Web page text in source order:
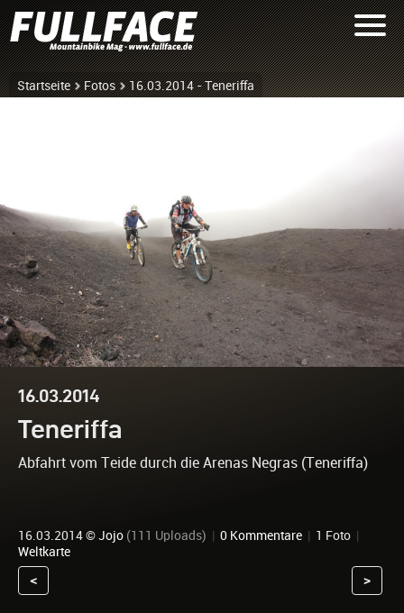
Startseite Fotos 16.03.2014 - Teneriffa
16.03.2014
Teneriffa
Abfahrt vom Teide durch die Arenas Negras (Teneriffa)
16.03.2014 ©Jojo (111 Uploads) | 0 Kommentare | 1 Foto |
Weltkarte
< >